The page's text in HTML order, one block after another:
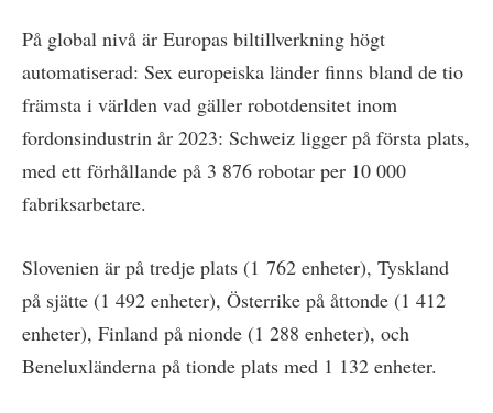
På global nivå är Europas biltillverkning högt
automatiserad: Sex europeiska länder finns bland de tio
främsta i världen vad gäller robotdensitet inom
fordonsindustrin år 2023: Schweiz ligger på första plats,
med ett förhållande på 3 876 robotar per 10 000
fabriksarbetare.
Slovenien är på tredje plats (1 762 enheter), Tyskland
på sjätte (1 492 enheter), Österrike på åttonde (1 412
enheter), Finland på nionde (1 288 enheter), och
Beneluxländerna på tionde plats med 1 132 enheter.